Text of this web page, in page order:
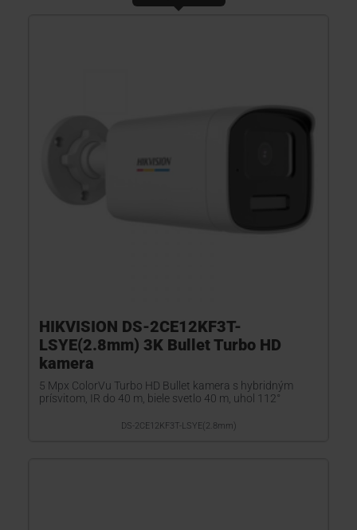
HIKVISION DS-2CE12KF3T-
LSYE(2.8mm) 3K Bullet Turbo HD
kamera
5 Mpx ColorVu Turbo HD Bullet kamera s hybridným
prísvitom, IR do 40 m, biele svetlo 40 m, uhol 112°
DS-2CE12KF3T-LSYE(2.8mm)